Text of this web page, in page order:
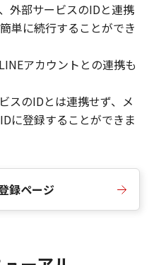
外部サービスのIDと連携
単に続行することができ
アカウントとの連携も
スのIDとは連携せず、メ
に登録することができま
録ページ